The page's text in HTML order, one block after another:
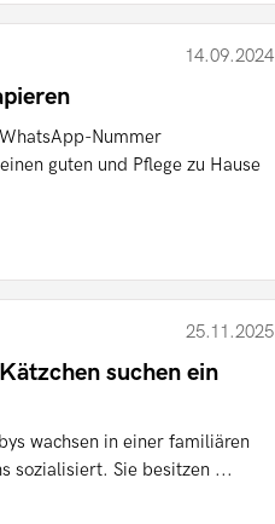
14.09.2024
Nummer
guten und Pflege zu Hause
25.11.2025
suchen ein
wachsen in einer familiären
sozialisiert. Sie besitzen ...